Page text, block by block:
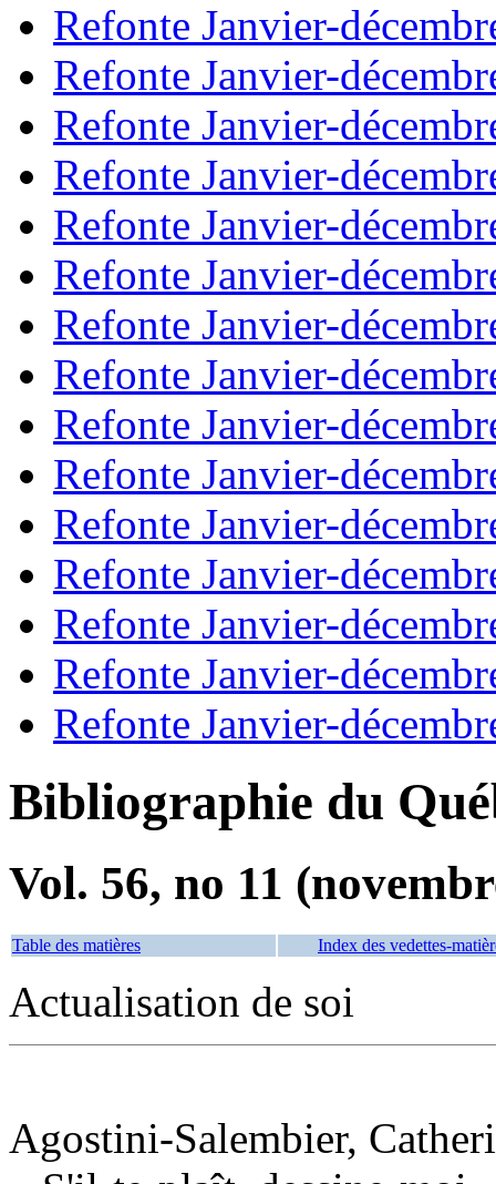
Refonte Janvier-
Refonte Janvier-
Refonte Janvier-
Refonte Janvier-
Refonte Janvier-
Refonte Janvier-
Refonte Janvier-
Refonte Janvier-
Refonte Janvier-
Refonte Janvier-
Refonte Janvier-
Refonte Janvier-
Refonte Janvier-
Refonte Janvier-
Refonte Janvier-
Bibliographie du
Vol. 56, no 11
Table des matières Index des vedettes-
Actualisation de soi
Agostini-Salembier,